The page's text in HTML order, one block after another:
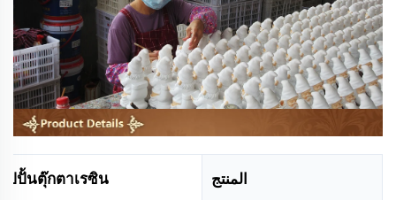
المنتج รูปปั้นตุ๊กตาเรซิน